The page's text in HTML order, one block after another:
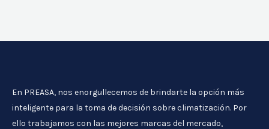
En PREASA, nos enorgullecemos de brindarte la opción más
inteligente para la toma de decisión sobre climatización. Por
ello trabajamos con las mejores marcas del mercado,